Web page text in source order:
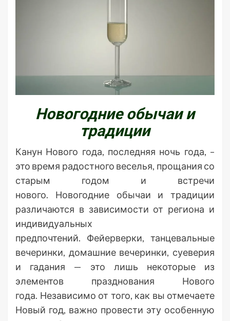
Новогодние обычаи и
традиции
Канун Нового года, последняя ночь года, –
это время радостного веселья, прощания со
старым годом и встречи
нового. Новогодние обычаи и традиции
различаются в зависимости от региона и
индивидуальных
предпочтений. Фейерверки, танцевальные
вечеринки, домашние вечеринки, суеверия
и гадания — это лишь некоторые из
элементов празднования Нового
года. Независимо от того, как вы отмечаете
Новый год, важно провести эту особенную